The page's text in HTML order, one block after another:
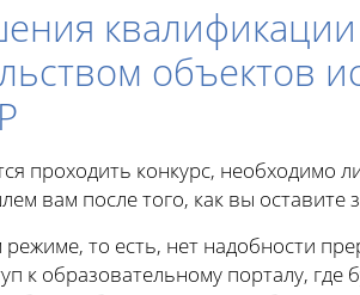
квалификации
объектов
проходить конкурс, необходимо
вам после того, как вы оставите
то есть, нет надобности
к образовательному порталу, где